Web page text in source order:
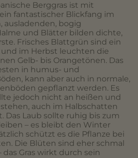
Berggras ist mit
fantastischer Blickfang im
ausladenden, bogig
und Blätter bilden dichte,
Frisches Blattgrün sind ein
und im Herbst leuchten die
Gelb- bis Orangetönen. Das
in humus- und
kann aber auch in normale,
gepflanzt werden. Es
jedoch nicht an heißen und
auch im Halbschatten
Das Laub sollte ruhig bis zum
– es bleibt den Winter
schützt es die Pflanze bei
Die Blüten sind eher schmal
Gras wirkt durch sein